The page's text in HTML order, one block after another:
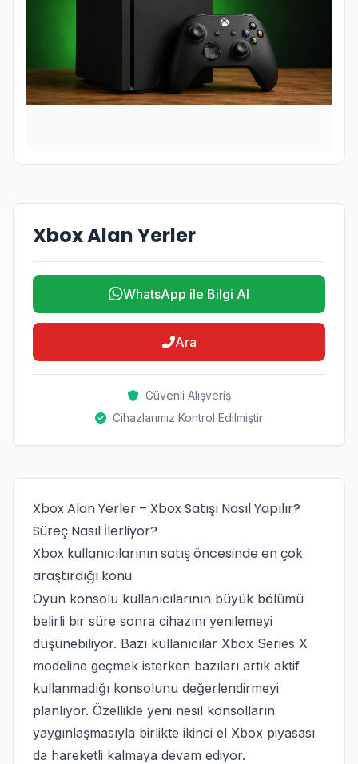
Xbox Alan Yerler
WhatsApp ile Bilgi Al
Ara
Güvenli Alışveriş
Cihazlarımız Kontrol Edilmiştir
Xbox Alan Yerler – Xbox Satışı Nasıl Yapılır?
Süreç Nasıl İlerliyor?
Xbox kullanıcılarının satış öncesinde en çok
araştırdığı konu
Oyun konsolu kullanıcılarının büyük bölümü
belirli bir süre sonra cihazını yenilemeyi
düşünebiliyor. Bazı kullanıcılar Xbox Series X
modeline geçmek isterken bazıları artık aktif
kullanmadığı konsolunu değerlendirmeyi
planlıyor. Özellikle yeni nesil konsolların
yaygınlaşmasıyla birlikte ikinci el Xbox piyasası
da hareketli kalmaya devam ediyor.